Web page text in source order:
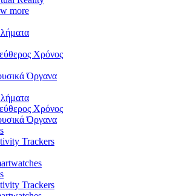
more
Χρόνος
Όργανα
Χρόνος
Όργανα
Trackers
Trackers